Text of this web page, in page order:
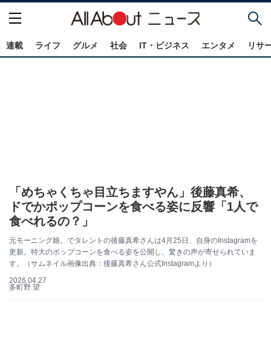
連載 ライフ グルメ 社会 IT・ビジネス エンタメ リサ
「めちゃくちゃ目立ちますやん」後藤真希、
ドでかポップコーンを食べる姿に反響「1人で
食べれるの？」
元モーニング娘。でタレントの後藤真希さんは4月25日、自身のInstagramを
更新。特大のポップコーンを食べる姿を公開し、驚きの声が寄せられていま
す。（サムネイル画像出典：後藤真希さん公式Instagramより）
2026.04.27
多町野 望